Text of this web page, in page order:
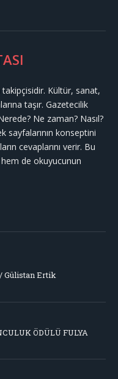
takipçisidir. Kültür, sanat,
taşır. Gazetecilik
Ne zaman? Nasıl?
sayfalarının konseptini
cevaplarını verir. Bu
de okuyucunun
Gülistan Ertik
ÖDÜLÜ FULYA